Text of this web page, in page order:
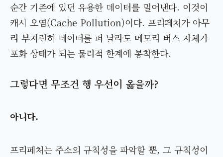
순간 기존에 있던 유용한 데이터를 밀어낸다. 이것이
캐시 오염(Cache Pollution)이다. 프리페처가 아무
리 부지런히 데이터를 퍼 날라도 메모리 버스 자체가
포화 상태가 되는 물리적 한계에 봉착한다.
그렇다면 무조건 행 우선이 옳을까?
아니다.
프리페처는 주소의 규칙성을 파악할 뿐, 그 규칙성이